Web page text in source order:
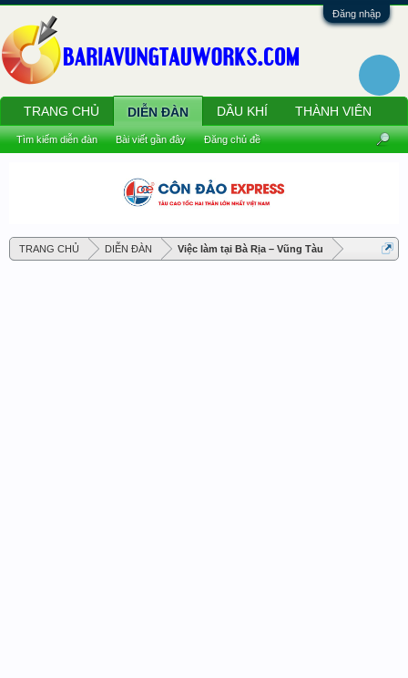
Đăng nhập
TRANG CHỦ DIỄN ĐÀN Việc làm tại Bà Rịa – Vũng Tàu
TRANG CHỦ DIỄN ĐÀN
Tìm kiếm diễn đàn Bài viết gần đây Đăng chủ đề
DẦU KHÍ THÀNH VIÊN